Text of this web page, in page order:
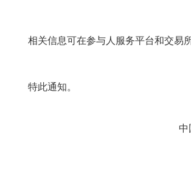
相关信息可在参与人服务平台和交易所
特此通知。
中